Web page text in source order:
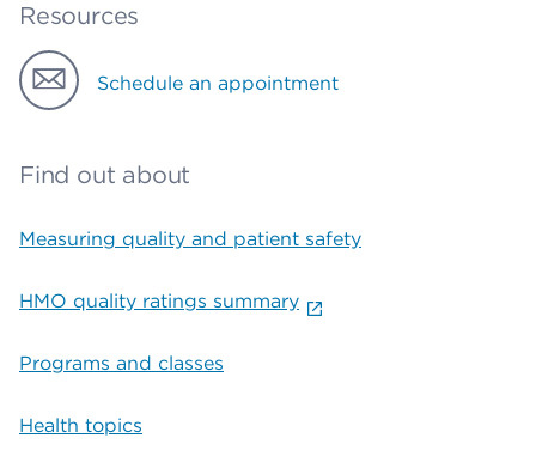
Resources
Schedule an appointment
Find out about
Measuring quality and patient safety
HMO quality ratings summary
Programs and classes
Health topics